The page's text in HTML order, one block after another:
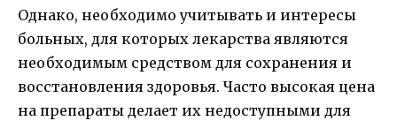
Однако, необходимо учитывать и интересы
больных, для которых лекарства являются
необходимым средством для сохранения и
восстановления здоровья. Часто высокая цена
на препараты делает их недоступными для